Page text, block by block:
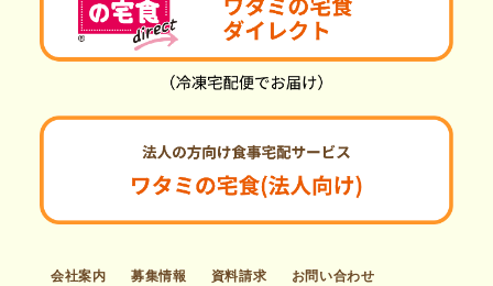
会社案内 募集情報 資料請求 お問い合わせ